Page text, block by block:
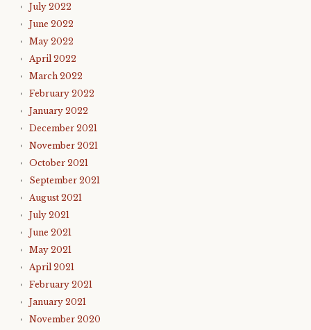
July 2022
June 2022
May 2022
April 2022
March 2022
February 2022
January 2022
December 2021
November 2021
October 2021
September 2021
August 2021
July 2021
June 2021
May 2021
April 2021
February 2021
January 2021
November 2020